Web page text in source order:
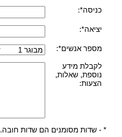
כניסה*:
יציאה*:
מספר אנשים*:
לקבלת מידע
נוספת, שאלות,
הצעות:
* - שדות מסומנים הם שדות חובה.